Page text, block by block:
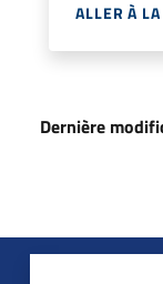
ALLER À
Dernière